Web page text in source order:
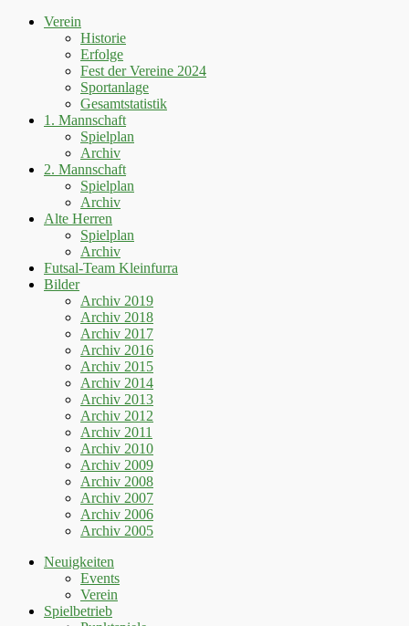
Verein
Historie
Erfolge
Fest der Vereine 2024
Sportanlage
Gesamtstatistik
1. Mannschaft
Spielplan
Archiv
2. Mannschaft
Spielplan
Archiv
Alte Herren
Spielplan
Archiv
Futsal-Team Kleinfurra
Bilder
Archiv 2019
Archiv 2018
Archiv 2017
Archiv 2016
Archiv 2015
Archiv 2014
Archiv 2013
Archiv 2012
Archiv 2011
Archiv 2010
Archiv 2009
Archiv 2008
Archiv 2007
Archiv 2006
Archiv 2005
Neuigkeiten
Events
Verein
Spielbetrieb